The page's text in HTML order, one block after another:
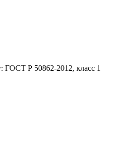
ГОСТ Р 50862-2012, класс 1